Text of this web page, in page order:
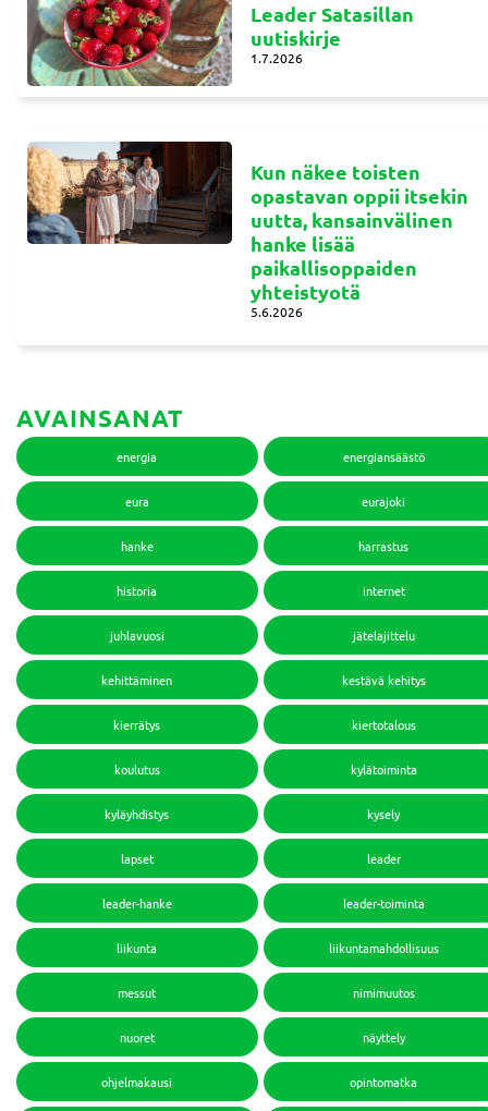
Leader Satasillan
uutiskirje
1.7.2026
Kun näkee toisten
opastavan oppii itsekin
uutta, kansainvälinen
hanke lisää
paikallisoppaiden
yhteistyotä
5.6.2026
AVAINSANAT
energia energiansäästö
eura eurajoki
hanke harrastus
historia internet
juhlavuosi jätelajittelu
kehittäminen kestävä kehitys
kierrätys kiertotalous
koulutus kylätoiminta
kyläyhdistys kysely
lapset leader
leader-hanke leader-toiminta
liikunta liikuntamahdollisuus
messut nimimuutos
nuoret näyttely
ohjelmakausi opintomatka